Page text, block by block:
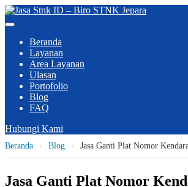
Beranda
Layanan
Area Layanan
Ulasan
Portofolio
Blog
FAQ
Hubungi Kami
Beranda › Blog › Jasa Ganti Plat Nomor
Jasa Ganti Plat Nomor